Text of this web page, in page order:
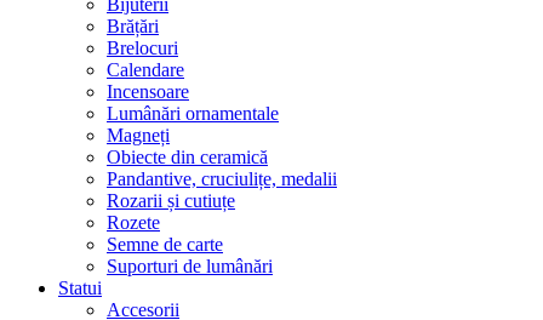
Brățări
Brelocuri
Calendare
Incensoare
Lumânări ornamentale
Magneți
Obiecte din ceramică
Pandantive, cruciulițe, medalii
Rozarii și cutiuțe
Rozete
Semne de carte
Suporturi de lumânări
Statui
Accesorii